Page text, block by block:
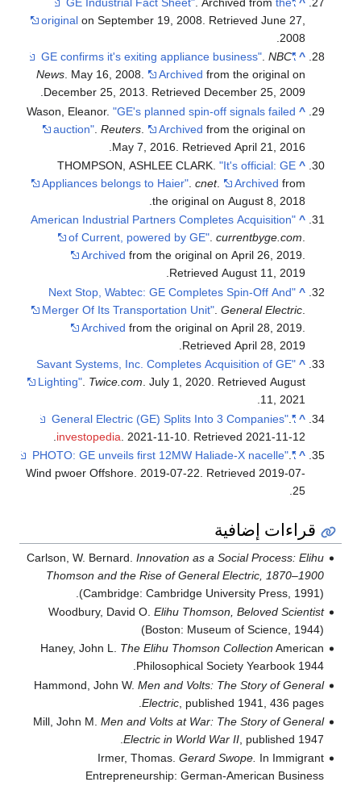
original on September 19, 2008 . RetrievedJune 27,
2008
^
"GE confirms it's exiting appliance business"
.NBC
News. May 16, 2008. Archived from the original on
December 25, 2013. Retrieved December 25, 2009
.
^
Wason, Eleanor."GE's planned spin-off signals failed
auction" .Reuters Archived from the original on
May 7, 2016 . RetrievedApril 21, 2016
^
THOMPSON, ASHLEE CLARK."It's official: GE
Appliances belongs to Haier" .cnet. Archived from
the original on August 8, 2018.
^
"American Industrial Partners Completes Acquisition
of Current, powered by GE".currentbyge.com.
Archived from the original on April 26, 2019.
RetrievedAugust 11, 2019
.
^
"Next Stop, Wabtec: GE Completes Spin-Off And
Merger Of Its Transportation Unit" .General Electric
Archived from the original on April 28, 2019
RetrievedApril 28, 2019
^
"Savant Systems, Inc. Completes Acquisition of GE
Lighting" Twice.com . July 1, 2020 . RetrievedAugust
11,
2021
^
"General Electric (GE) Splits Into 3 Companies"
.
investopedia . 2021-11-10 . Retrieved 2021-11-12
^
"PHOTO: GE unveils first 12MW Haliade-X nacelle"
.
Wind pwoer Offshore. 2019-07-22 . Retrieved 2019-07-
25
قراءات إضافية
Carlson, W. Bernard. Innovation as a Social Process: Elihu
Thomson and the Rise of General Electric, 1870–1900
(Cambridge: Cambridge University Press, 1991).
Woodbury, David O. Elihu Thomson, Beloved Scientist
(Boston: Museum of Science, 1944)
Haney, John L. The Elihu Thomson Collection American
Philosophical Society Yearbook 1944.
Hammond, John W. Men and Volts: The Story of General
Electric, published 1941, 436 pages.
Mill, John M. Men and Volts at War: The Story of General
Electric in World War II, published 1947.
Irmer, Thomas. Gerard Swope. In Immigrant
Entrepreneurship: German-American Business